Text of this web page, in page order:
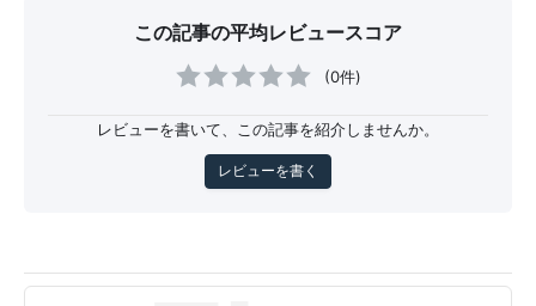
この記事の平均レビュースコア
(0件)
レビューを書いて、この記事を紹介しませんか。
レビューを書く